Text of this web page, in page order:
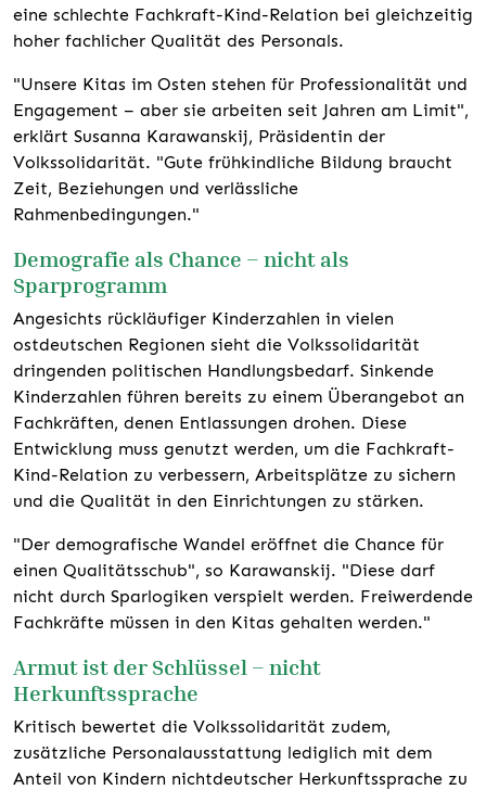
eine schlechte Fachkraft-Kind-Relation bei gleichzeitig
hoher fachlicher Qualität des Personals.
"Unsere Kitas im Osten stehen für Professionalität und
Engagement – aber sie arbeiten seit Jahren am Limit",
erklärt Susanna Karawanskij, Präsidentin der
Volkssolidarität. "Gute frühkindliche Bildung braucht
Zeit, Beziehungen und verlässliche
Rahmenbedingungen."
Demografie als Chance – nicht als
Sparprogramm
Angesichts rückläufiger Kinderzahlen in vielen
ostdeutschen Regionen sieht die Volkssolidarität
dringenden politischen Handlungsbedarf. Sinkende
Kinderzahlen führen bereits zu einem Überangebot an
Fachkräften, denen Entlassungen drohen. Diese
Entwicklung muss genutzt werden, um die Fachkraft-
Kind-Relation zu verbessern, Arbeitsplätze zu sichern
und die Qualität in den Einrichtungen zu stärken.
"Der demografische Wandel eröffnet die Chance für
einen Qualitätsschub", so Karawanskij. "Diese darf
nicht durch Sparlogiken verspielt werden. Freiwerdende
Fachkräfte müssen in den Kitas gehalten werden."
Armut ist der Schlüssel – nicht
Herkunftssprache
Kritisch bewertet die Volkssolidarität zudem,
zusätzliche Personalausstattung lediglich mit dem
Anteil von Kindern nichtdeutscher Herkunftssprache zu